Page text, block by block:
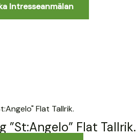
Intresseanmälan
”St:Angelo” Flat Tallrik.